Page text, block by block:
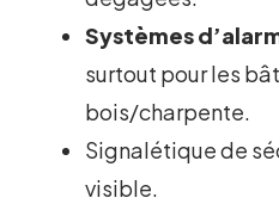
Systèmes
surtout pour les
bois/charpente.
Signalétique de
visible.